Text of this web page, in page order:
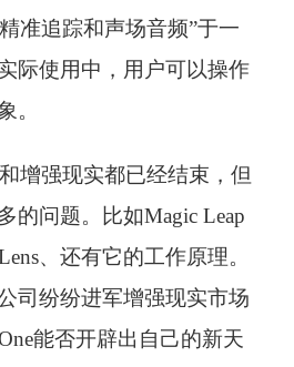
准追踪和声场音频”于一
际使用中，用户可以操作
。
增强现实都已经结束，但
的问题。比如Magic Leap
、还有它的工作原理。
司纷纷进军增强现实市场
能否开辟出自己的新天